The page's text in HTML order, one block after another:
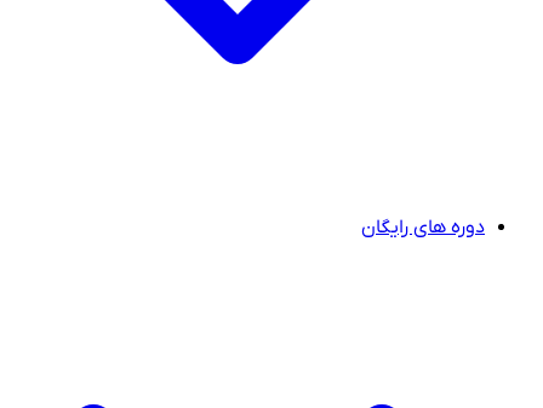
دوره های رایگان